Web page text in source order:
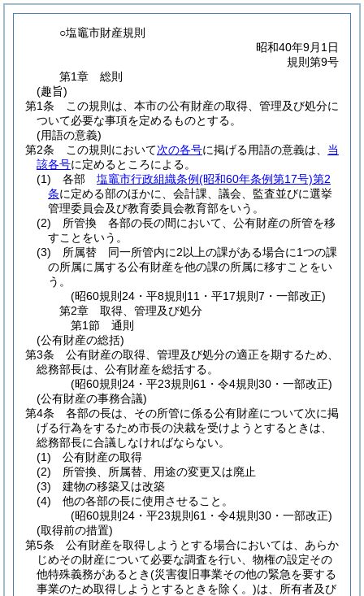
○塩竈市財産規則
昭和40年9月1日
規則第9号
第1章
総則
(趣旨)
第1条
この規則は、本市の公有財産の取得、管理及び処分に
ついて必要な事項を定めるものとする。
(用語の意義)
第2条
この規則において次の各号に掲げる用語の意義は、 当
該各号に定めるところによる。
(1)
各部 塩竈市行政組織条例(昭和60年条例第17号)第2
条に定める部のほかに、会計課、議会、監査並びに選挙
管理委員会及び教育委員会教育部をいう。
(2)
所管換 各部の長の間において、公有財産の所管を移
すことをいう。
(3)
所属替 同一所管内に2以上の課がある場合に1つの課
の所属に属する公有財産を他の課の所属に移すことをい
う。
(昭60規則24・平8規則11・平17規則7・一部改正)
第2章
取得、管理及び処分
第1節
通則
(公有財産の総括)
第3条
公有財産の取得、管理及び処分の適正を期するため、
総務部長は、公有財産を総括する。
(昭60規則24・平23規則61・令4規則30・一部改正)
(公有財産の事務合議)
第4条
各部の長は、その所管に係る公有財産について次に掲
げる行為をするため市長の決裁を受けようとするときは、
総務部長に合議しなければならない。
(1)
公有財産の取得
(2)
所管換、所属替、用途の変更又は廃止
(3)
建物の移築又は改築
(4)
他の各部の長に使用させること。
(昭60規則24・平23規則61・令4規則30・一部改正)
(取得前の措置)
第5条
公有財産を取得しようとする場合においては、あらか
じめその財産について必要な調査を行い、物権の設定その
他特殊義務があるとき(災害復旧事業その他の緊急を要する
事業のため取得しようとするときを除く。)は、所有者及び